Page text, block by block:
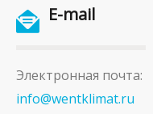
E-mail
Электронная почта:
info@wentklimat.ru